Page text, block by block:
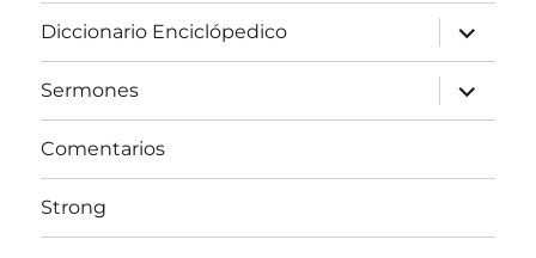
Diccionario Enciclópedico
expandir
el
menú
inferior
Sermones
expandir
el
menú
Comentarios
Strong